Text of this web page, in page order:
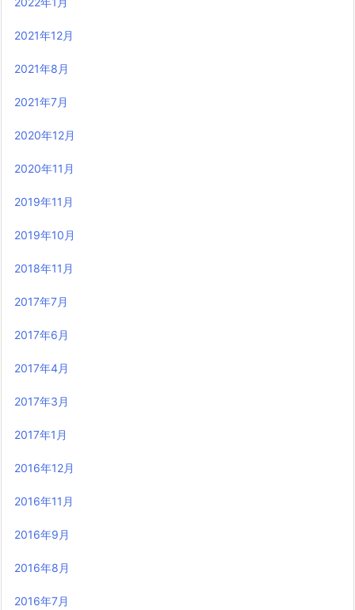
2021年12月
2021年8月
2021年7月
2020年12月
2020年11月
2019年11月
2019年10月
2018年11月
2017年7月
2017年6月
2017年4月
2017年3月
2017年1月
2016年12月
2016年11月
2016年9月
2016年8月
2016年7月